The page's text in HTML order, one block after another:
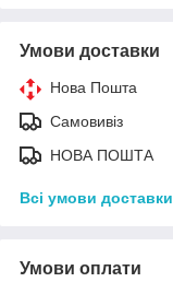
Умови доставки
Нова Пошта
Самовивіз
НОВА ПОШТА
Всі умови доставки
Умови оплати